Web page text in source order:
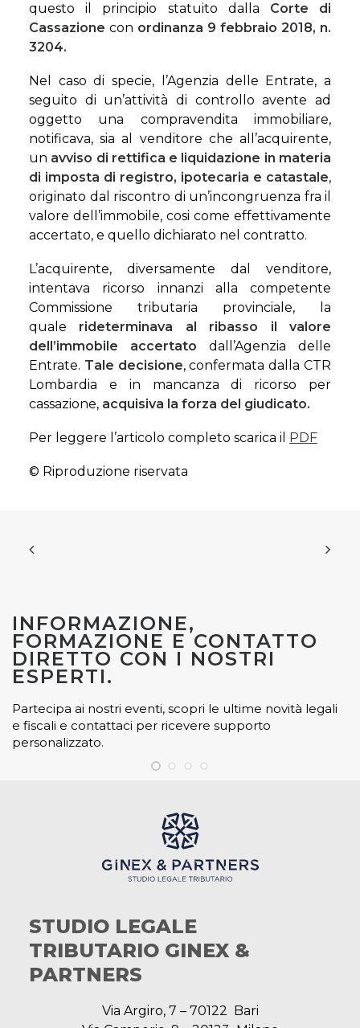
questo il principio statuito dalla Corte di
Cassazione con ordinanza 9 febbraio 2018, n.
3204.
Nel caso di specie, l’Agenzia delle Entrate, a
seguito di un’attività di controllo avente ad
oggetto una compravendita immobiliare,
notificava, sia al venditore che all’acquirente,
un avviso di rettifica e liquidazione in materia
di imposta di registro, ipotecaria e catastale,
originato dal riscontro di un’incongruenza fra il
valore dell’immobile, cosi come effettivamente
accertato, e quello dichiarato nel contratto.
L’acquirente, diversamente dal venditore,
intentava ricorso innanzi alla competente
Commissione tributaria provinciale, la
quale rideterminava al ribasso il valore
dell’immobile accertato dall’Agenzia delle
Entrate. Tale decisione, confermata dalla CTR
Lombardia e in mancanza di ricorso per
cassazione, acquisiva la forza del giudicato.
Per leggere l’articolo completo scarica il PDF
© Riproduzione riservata
INFORMAZIONE,
FORMAZIONE E CONTATTO
DIRETTO CON I NOSTRI
ESPERTI.
Partecipa ai nostri eventi, scopri le ultime novità legali
e fiscali e contattaci per ricevere supporto
personalizzato.
STUDIO LEGALE
TRIBUTARIO GINEX &
PARTNERS
Via Argiro, 7 – 70122 Bari